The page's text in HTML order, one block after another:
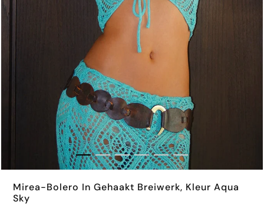
Mirea-Bolero In Gehaakt Breiwerk, Kleur Aqua
Sky